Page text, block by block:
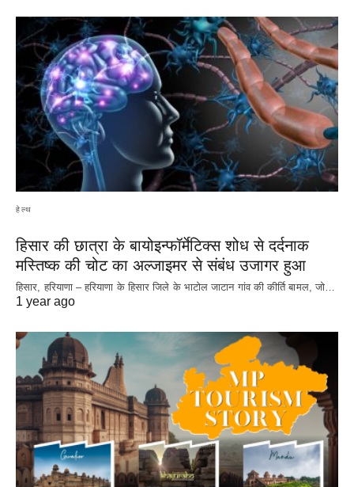
हेल्थ
हिसार की छात्रा के बायोइन्फॉर्मेटिक्स शोध से दर्दनाक
मस्तिष्क की चोट का अल्जाइमर से संबंध उजागर हुआ
हिसार, हरियाणा – हरियाणा के हिसार जिले के भाटोल जाटान गांव की कीर्ति बामल, जो…
1 year ago